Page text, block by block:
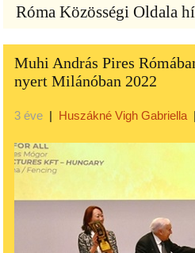
Róma Közösségi Oldala
Muhi András Pires
nyert Milánóban 2022
3 éve | Huszákné Vigh Gabriella